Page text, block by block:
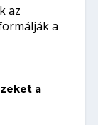
az
a
a